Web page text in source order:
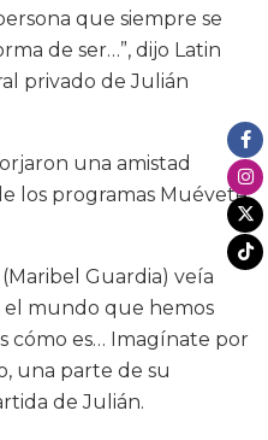
que siempre se
de ser…”, dijo Latin
privado de Julián
una amistad
los programas Muévete
Guardia) veía
el mundo que hemos
cómo es… Imagínate por
una parte de su
de Julián.